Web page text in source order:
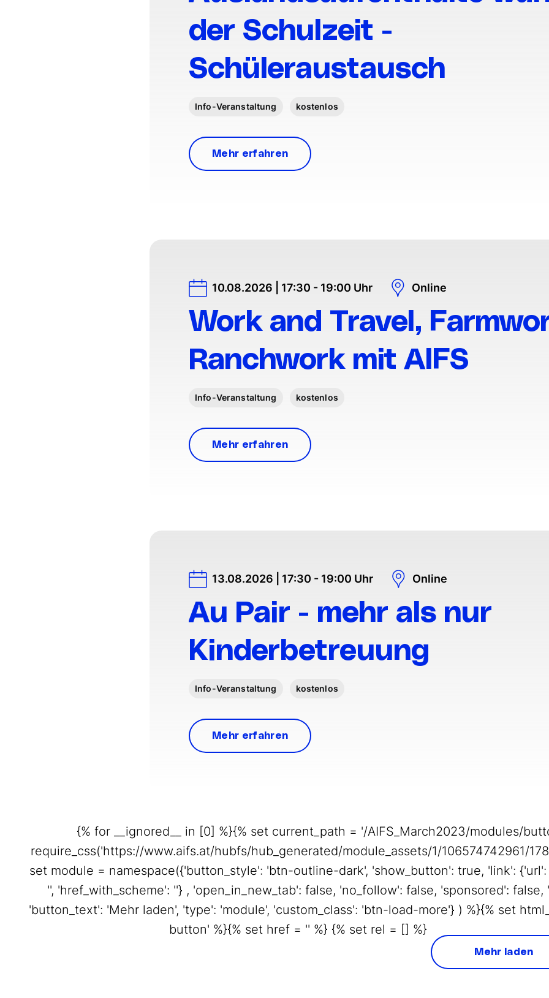
der Schulzeit -
Schüleraustausch
Info-Veranstaltung kostenlos
Mehr erfahren
10.08.2026 | 17:30 - 19:00 Uhr Online
Work and Travel,
Ranchwork mit AIFS
Info-Veranstaltung kostenlos
Mehr erfahren
13.08.2026 | 17:30 - 19:00 Uhr Online
Au Pair - mehr als nur
Kinderbetreuung
Info-Veranstaltung kostenlos
Mehr erfahren
{% for __ignored__ in [0] %}{% set current_path = '/AIFS_March2023/modules/
require_css('https://www.aifs.at/hubfs/hub_generated/module_assets/1/106574742961/
set module = namespace({'button_style': 'btn-outline-dark', 'show_button': true, 'link': {'url':
'', 'href_with_scheme': ''} , 'open_in_new_tab': false, 'no_follow': false, 'sponsored':
'button_text': 'Mehr laden', 'type': 'module', 'custom_class': 'btn-load-more'} ) %}{% set
button' %}{% set href = '' %} {% set rel = [] %}
Mehr laden